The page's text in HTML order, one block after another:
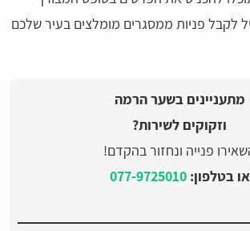
לקבל פניות ממסגרים מומלצים בעיר שלכם
מתעניינים בשער הרמה
וזקוקים לשירות?
פנייה ונחזור בהקדם!
או בטלפון:077-9725010